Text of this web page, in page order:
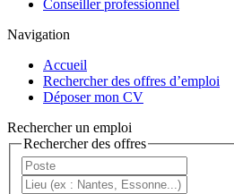
Conseiller professionnel
Navigation
Accueil
Rechercher des offres d’emploi
Déposer mon CV
Rechercher un emploi
Rechercher des offres